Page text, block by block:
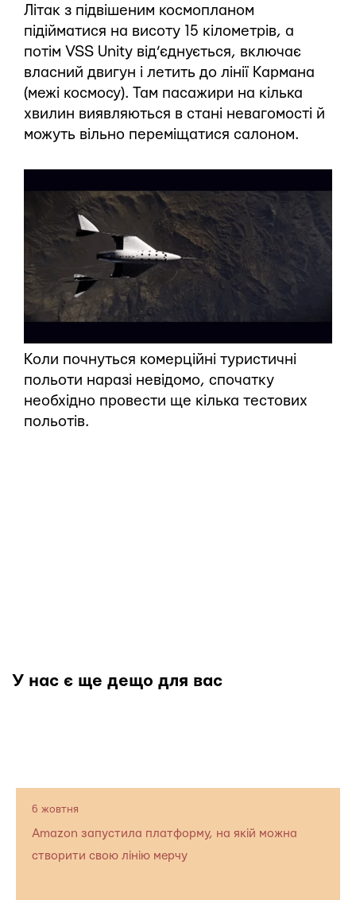
Літак з підвішеним космопланом
підійматися на висоту 15 кілометрів, а
потім VSS Unity від’єднується, включає
власний двигун і летить до лінії Кармана
(межі космосу). Там пасажири на кілька
хвилин виявляються в стані невагомості й
можуть вільно переміщатися салоном.
Коли почнуться комерційні туристичні
польоти наразі невідомо, спочатку
необхідно провести ще кілька тестових
польотів.
У нас є ще дещо для вас
6 жовтня
Amazon запустила платформу, на якій можна
створити свою лінію мерчу